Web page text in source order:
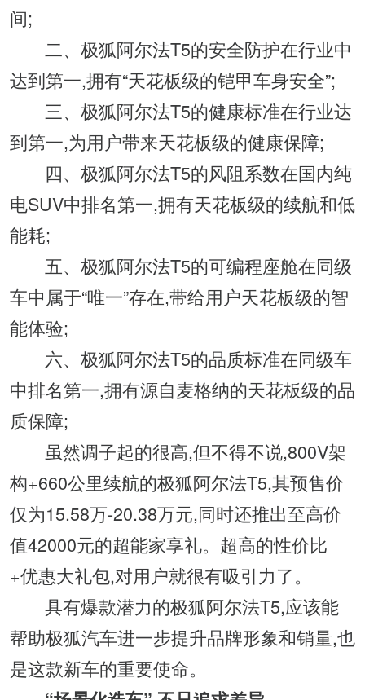
间;
二、极狐阿尔法T5的安全防护在行业中
达到第一,拥有“天花板级的铠甲车身安全”;
三、极狐阿尔法T5的健康标准在行业达
到第一,为用户带来天花板级的健康保障;
四、极狐阿尔法T5的风阻系数在国内纯
电SUV中排名第一,拥有天花板级的续航和低
能耗;
五、极狐阿尔法T5的可编程座舱在同级
车中属于“唯一”存在,带给用户天花板级的智
能体验;
六、极狐阿尔法T5的品质标准在同级车
中排名第一,拥有源自麦格纳的天花板级的品
质保障;
虽然调子起的很高,但不得不说,800V架
构+660公里续航的极狐阿尔法T5,其预售价
仅为15.58万-20.38万元,同时还推出至高价
值42000元的超能家享礼。超高的性价比
+优惠大礼包,对用户就很有吸引力了。
具有爆款潜力的极狐阿尔法T5,应该能
帮助极狐汽车进一步提升品牌形象和销量,也
是这款新车的重要使命。